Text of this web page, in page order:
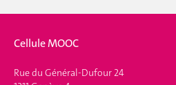
Cellule MOOC
Rue du Général-Dufour 24